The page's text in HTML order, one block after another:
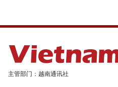
主管部门：越南通讯社